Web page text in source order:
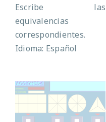
Escribe las
equivalencias
correspondientes.
Idioma: Español
Fracciones